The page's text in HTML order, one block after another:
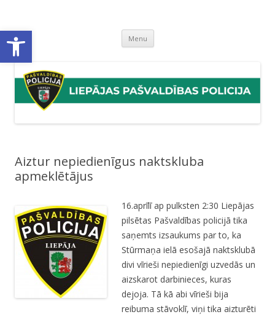
Open toolbar Menu Skip
content
Aiztur nepiedienīgus naktskluba
apmeklētājus
16.aprīlī ap pulksten 2:30 Liepājas
pilsētas Pašvaldības policijā tika
saņemts izsaukums par to, ka
Stūrmaņa ielā esošajā naktsklubā
divi vīrieši nepiedienīgi uzvedās un
aizskarot darbinieces, kuras
dejoja. Tā kā abi vīrieši bija
reibuma stāvoklī, viņi tika aizturēti